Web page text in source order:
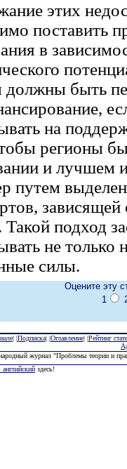
этих
поставить
в
должны быть
на
регионы
и лучшем
путем
Такой подход
не
силы.
Оцените эту
1
| |Подписка| |Оглавление| |Рейтинг
журнал "Проблемы теории и
здесь!